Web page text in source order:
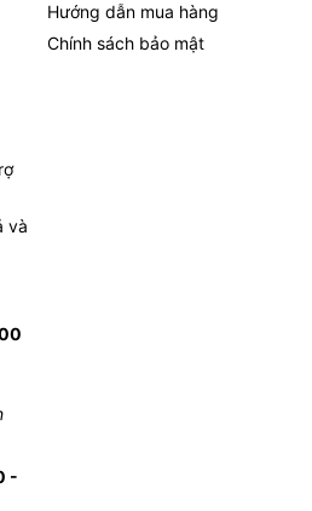
và
Hướng dẫn mua hàng
Chính sách bảo mật
-